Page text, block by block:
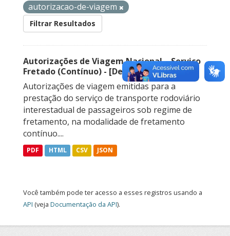
autorizacao-de-viagem
Filtrar Resultados
Autorizações de Viagem Nacional – Serviço
Fretado (Contínuo) - [Descontinuado]
Autorizações de viagem emitidas para a
prestação do serviço de transporte rodoviário
interestadual de passageiros sob regime de
fretamento, na modalidade de fretamento
contínuo....
PDF HTML CSV JSON
Você também pode ter acesso a esses registros usando a
API (veja Documentação da API).